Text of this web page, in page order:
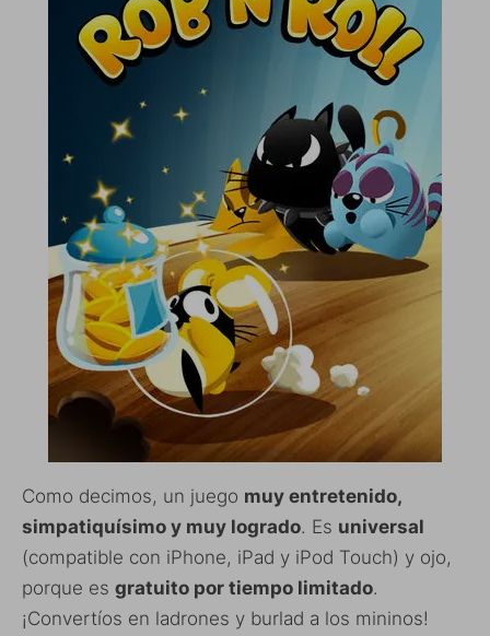
Como decimos, un juego muy entretenido,
simpatiquísimo y muy logrado. Es universal
(compatible con iPhone, iPad y iPod Touch) y ojo,
porque es gratuito por tiempo limitado.
¡Convertíos en ladrones y burlad a los mininos!